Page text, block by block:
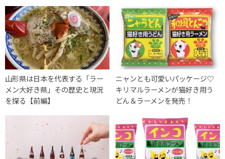
山形県は日本を代表する「ラー
メン大好き県」その歴史と現況
を探る【前編】
ニャンとも可愛いパッケージ♡
キリマルラーメンが猫好き用う
どん＆ラーメンを発売！